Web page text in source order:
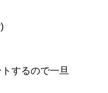
するので一旦